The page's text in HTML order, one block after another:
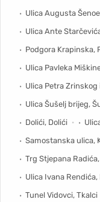
Ulica Augusta
Ulica Ante
Podgora Krapinska,
Ulica Pavleka
Ulica Petra
Ulica Šušelj brijeg,
Dolići, Dolići
Samostanska ulica,
Trg Stjepana
Ulica Ivana Rendića,
Tunel Vidovci, Tkalci